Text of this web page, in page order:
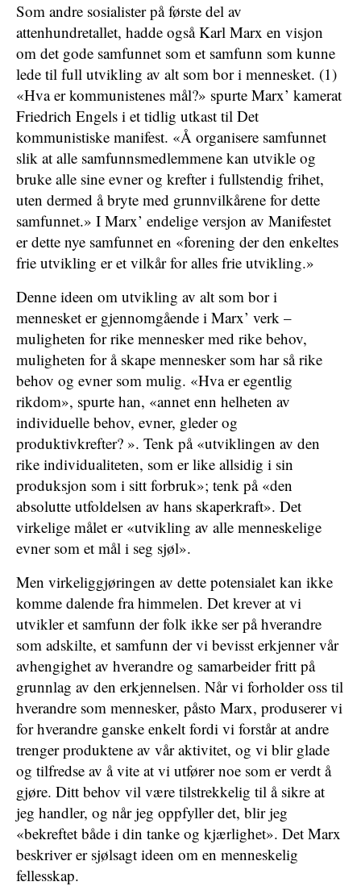
Som andre sosialister på første del av
attenhundretallet, hadde også Karl Marx en visjon
om det gode samfunnet som et samfunn som kunne
lede til full utvikling av alt som bor i mennesket. (1)
«Hva er kommunistenes mål?» spurte Marx’ kamerat
Friedrich Engels i et tidlig utkast til Det
kommunistiske manifest. «Å organisere samfunnet
slik at alle samfunnsmedlemmene kan utvikle og
bruke alle sine evner og krefter i fullstendig frihet,
uten dermed å bryte med grunnvilkårene for dette
samfunnet.» I Marx’ endelige versjon av Manifestet
er dette nye samfunnet en «forening der den enkeltes
frie utvikling er et vilkår for alles frie utvikling.»
Denne ideen om utvikling av alt som bor i
mennesket er gjennomgående i Marx’ verk –
muligheten for rike mennesker med rike behov,
muligheten for å skape mennesker som har så rike
behov og evner som mulig. «Hva er egentlig
rikdom», spurte han, «annet enn helheten av
individuelle behov, evner, gleder og
produktivkrefter? ». Tenk på «utviklingen av den
rike individualiteten, som er like allsidig i sin
produksjon som i sitt forbruk»; tenk på «den
absolutte utfoldelsen av hans skaperkraft». Det
virkelige målet er «utvikling av alle menneskelige
evner som et mål i seg sjøl».
Men virkeliggjøringen av dette potensialet kan ikke
komme dalende fra himmelen. Det krever at vi
utvikler et samfunn der folk ikke ser på hverandre
som adskilte, et samfunn der vi bevisst erkjenner vår
avhengighet av hverandre og samarbeider fritt på
grunnlag av den erkjennelsen. Når vi forholder oss til
hverandre som mennesker, påsto Marx, produserer vi
for hverandre ganske enkelt fordi vi forstår at andre
trenger produktene av vår aktivitet, og vi blir glade
og tilfredse av å vite at vi utfører noe som er verdt å
gjøre. Ditt behov vil være tilstrekkelig til å sikre at
jeg handler, og når jeg oppfyller det, blir jeg
«bekreftet både i din tanke og kjærlighet». Det Marx
beskriver er sjølsagt ideen om en menneskelig
fellesskap.